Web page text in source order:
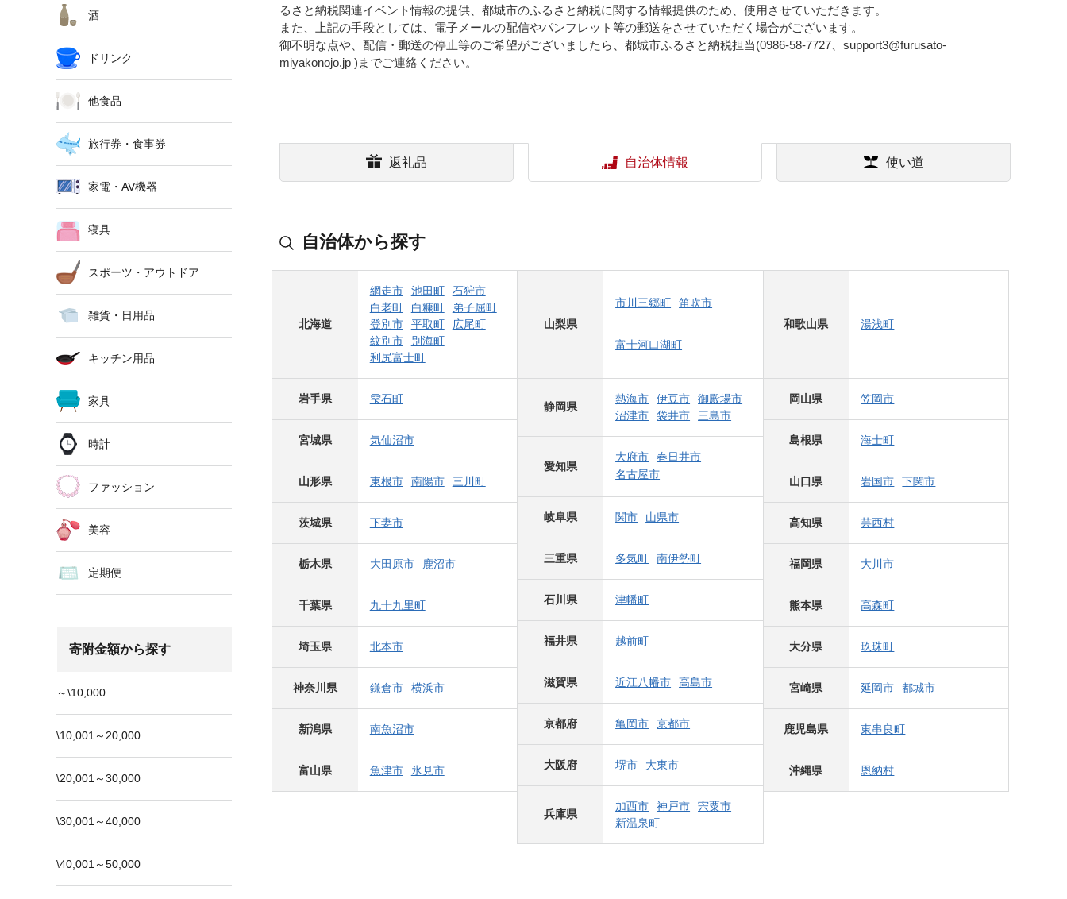
るさと納税関連イベント情報の提供、都城市のふるさと納税に関する情報提供のため、使用させていただきます。
また、上記の手段としては、電子メールの配信やパンフレット等の郵送をさせていただく場合がございます。
御不明な点や、配信・郵送の停止等のご希望がございましたら、都城市ふるさと納税担当(0986-58-7727、support3@furusato-
miyakonojo.jp )までご連絡ください。
返礼品 自治体情報 使い道
自治体から探す
北海道
網走市 池田町
石狩市
白老町
白糠町
弟子屈町
登別市
平取町
広尾町
紋別市
別海町
利尻富士町
岩手県 雫石町
宮城県 気仙沼市
山形県 東根市 南陽市 三川町
茨城県 下妻市
栃木県 大田原市 鹿沼市
千葉県 九十九里町
埼玉県 北本市
神奈川県 鎌倉市 横浜市
新潟県 南魚沼市
富山県 魚津市 氷見市
山梨県
市川三郷町 笛吹市
富士河口湖町
静岡県
熱海市 伊豆市
御殿場市
沼津市
袋井市 三島市
愛知県
大府市
春日井市
名古屋市
岐阜県 関市 山県市
三重県 多気町 南伊勢町
石川県 津幡町
福井県 越前町
滋賀県 近江八幡市 高島市
京都府 亀岡市 京都市
大阪府 堺市 大東市
兵庫県
加西市 神戸市
宍粟市
新温泉町
和歌山県 湯浅町
岡山県 笠岡市
島根県 海士町
山口県 岩国市 下関市
高知県 芸西村
福岡県 大川市
熊本県 高森町
大分県 玖珠町
宮崎県 延岡市 都城市
鹿児島県 東串良町
沖縄県 恩納村
酒
ドリンク
他食品
旅行券・食事券
家電・AV機器
寝具
スポーツ・アウトドア
雑貨・日用品
キッチン用品
家具
時計
ファッション
美容
定期便
寄附金額から探す
～\10,000
\10,001～20,000
\20,001～30,000
\30,001～40,000
\40,001～50,000